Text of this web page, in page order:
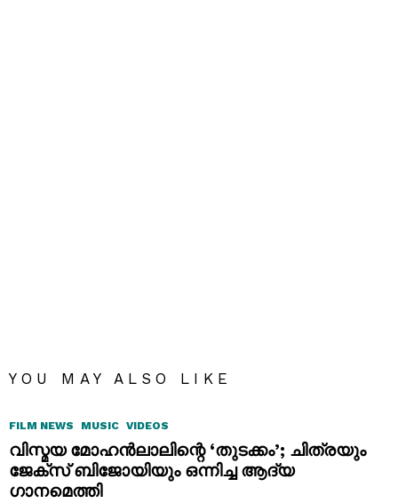
YOU MAY ALSO LIKE
FILM NEWS MUSIC VIDEOS
വിസ്മയ മോഹൻലാലിന്റെ ‘തുടക്കം’; ചിത്രയും
ജേക്സ് ബിജോയിയും ഒന്നിച്ച ആദ്യ
ഗാനമെത്തി